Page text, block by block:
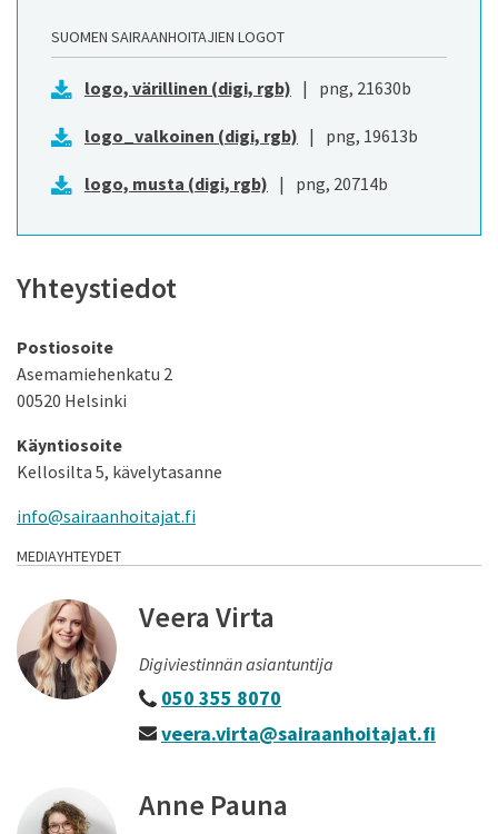
SUOMEN SAIRAANHOITAJIEN LOGOT
logo, värillinen (digi, rgb) | png, 21630b
logo_valkoinen (digi, rgb) | png, 19613b
logo, musta (digi, rgb) | png, 20714b
Yhteystiedot
Postiosoite
Asemamiehenkatu 2
00520 Helsinki
Käyntiosoite
Kellosilta 5, kävelytasanne
info@sairaanhoitajat.fi
MEDIAYHTEYDET
Veera Virta
Digiviestinnän asiantuntija
050 355 8070
veera.virta@sairaanhoitajat.fi
Anne Pauna